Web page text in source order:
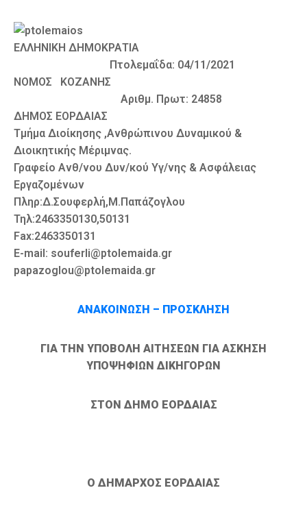
ΕΛΛΗΝΙΚΗ ΔΗΜΟΚΡΑΤΙΑ
Πτολεμαΐδα: 04/11/2021
ΝΟΜΟΣ ΚΟΖΑΝΗΣ
Αριθμ. Πρωτ: 24858
ΔΗΜΟΣ EOΡΔΑΙΑΣ
Τμήμα Διοίκησης ,Ανθρώπινου Δυναμικού &
Διοικητικής Μέριμνας.
Γραφείο Ανθ/νου Δυν/κού Υγ/νης & Ασφάλειας
Εργαζομένων
Πληρ:Δ.Σουφερλή,Μ.Παπάζογλου
Τηλ:2463350130,50131
Fax:2463350131
E-mail: souferli@ptolemaida.gr
papazoglou@ptolemaida.gr
ΑΝΑΚΟΙΝΩΣΗ – ΠΡΟΣΚΛΗΣΗ
ΓΙΑ ΤΗΝ ΥΠΟΒΟΛΗ ΑΙΤΗΣΕΩΝ ΓΙΑ ΑΣΚΗΣΗ
ΥΠΟΨΗΦΙΩΝ ΔΙΚΗΓΟΡΩΝ
ΣΤΟΝ ΔΗΜΟ ΕΟΡΔΑΙΑΣ
Ο ΔΗΜΑΡΧΟΣ ΕΟΡΔΑΙΑΣ